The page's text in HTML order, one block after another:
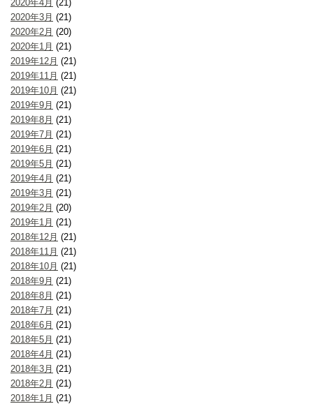
2020年4月 (21)
2020年3月 (21)
2020年2月 (20)
2020年1月 (21)
2019年12月 (21)
2019年11月 (21)
2019年10月 (21)
2019年9月 (21)
2019年8月 (21)
2019年7月 (21)
2019年6月 (21)
2019年5月 (21)
2019年4月 (21)
2019年3月 (21)
2019年2月 (20)
2019年1月 (21)
2018年12月 (21)
2018年11月 (21)
2018年10月 (21)
2018年9月 (21)
2018年8月 (21)
2018年7月 (21)
2018年6月 (21)
2018年5月 (21)
2018年4月 (21)
2018年3月 (21)
2018年2月 (21)
2018年1月 (21)